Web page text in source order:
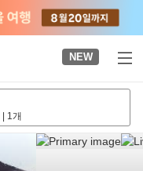
NEW
| 1개